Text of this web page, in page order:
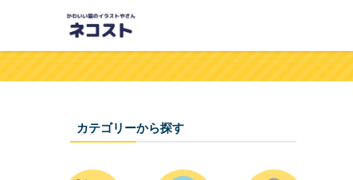
カテゴリーから探す